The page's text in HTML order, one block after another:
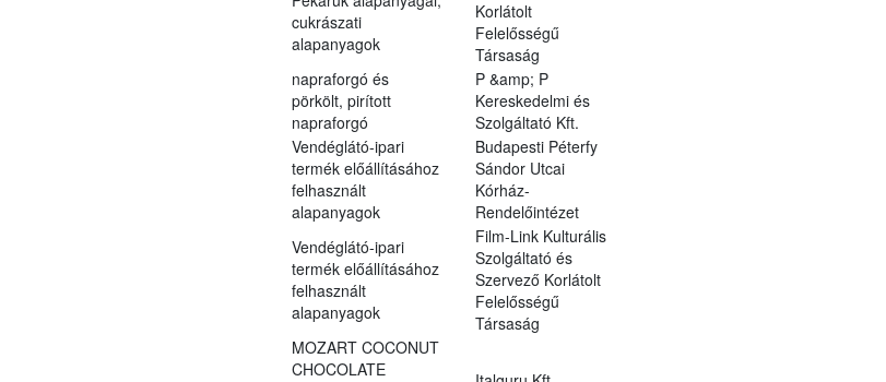
cukrászati
alapanyagok
Korlátolt
Felelősségű
Társaság
napraforgó és
pörkölt, pirított
napraforgó
P &amp; P
Kereskedelmi és
Szolgáltató Kft.
Vendéglátó-ipari
termék előállításához
felhasznált
alapanyagok
Budapesti Péterfy
Sándor Utcai
Kórház-
Rendelőintézet
Vendéglátó-ipari
termék előállításához
felhasznált
alapanyagok
Film-Link Kulturális
Szolgáltató és
Szervező Korlátolt
Felelősségű
Társaság
MOZART COCONUT
CHOCOLATE